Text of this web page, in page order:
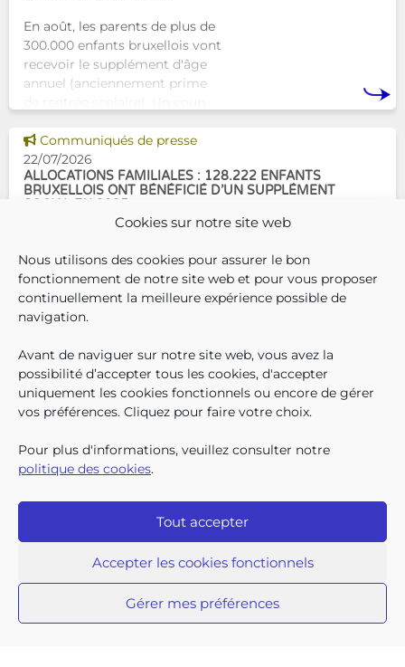
Cookies sur notre site web
Nous utilisons des cookies pour assurer le bon
fonctionnement de notre site web et pour vous proposer
continuellement la meilleure expérience possible de
navigation.
Avant de naviguer sur notre site web, vous avez la
possibilité d’accepter tous les cookies, d'accepter
uniquement les cookies fonctionnels ou encore de gérer
vos préférences. Cliquez pour faire votre choix.
Pour plus d'informations, veuillez consulter notre
politique des cookies.
Tout accepter
Accepter les cookies fonctionnels
Gérer mes préférences
En août, les parents de plus de
300.000 enfants bruxellois vont
recevoir le supplément d'âge
annuel (anciennement prime
commencer la
Voir cette news
Communiqués de presse
22/07/2026
ALLOCATIONS FAMILIALES : 128.222 ENFANTS
BRUXELLOIS ONT BÉNÉFICIÉ D’UN SUPPLÉMENT
En décembre 2025, 304.966
enfants bruxellois avaient droit
aux allocations familiales.
Parmi eux, 128.222
supplément social en plus du
montant de base de leurs all
QUI SOMMES-NOUS ?
TRAVAILLER CHEZ NOUS
TOUTES LES NEWS
TRANSPARENCE
CONTACTEZ-NOUS
PRESSE
PLAINTES
Iriscare • 71 rue Belliard boîte 2 • 1040 Bruxelles
Déclaration d’accessibilité
Protection des données à caractère personnel
Clause de non-responsabilité
Responsible Disclosure